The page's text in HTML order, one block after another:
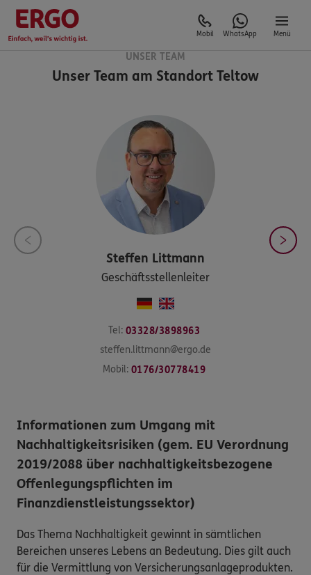
Mobil WhatsApp Menü
UNSER TEAM
Unser Team am Standort Teltow
Steffen Littmann
Geschäftsstellenleiter
Tel: 03328/3898963
steffen.littmann@ergo.de
Mobil: 0176/30778419
Informationen zum Umgang mit
Nachhaltigkeitsrisiken (gem. EU Verordnung
2019/2088 über nachhaltigkeitsbezogene
Offenlegungspflichten im
Finanzdienstleistungssektor)
Das Thema Nachhaltigkeit gewinnt in sämtlichen
Bereichen unseres Lebens an Bedeutung. Dies gilt auch
für die Vermittlung von Versicherungsanlageprodukten.